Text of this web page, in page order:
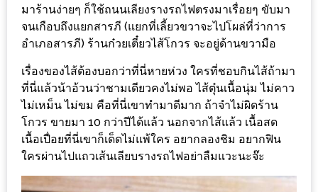
แซ่บ
แม่ค้า
ร้าน
รวย
เสน่ห์
ของ
เชียงใหม่
ที่
มาร้านง่ายๆ ก็ใช้ถนนเลียงรางรถไฟตรงมาเรื่อยๆ ขับมา
จนเกือบถึงแยกสารภี (แยกที่เลี้ยวขวาจะไปโผล่ที่ว่าการ
อำเภอสารภี) ร้านก๋วยเตี๋ยวไส้โกวร จะอยู่ด้านขวามือ
เรื่องของไส้ต้องบอกว่าที่นี่หายห่วง ใครที่ชอบกินไส้ถ้ามา
ที่นี่แล้วน้าอ้วนว่าชามเดียวคงไม่พอ ไส้ตุ๋นเนื้อนุ่ม ไม่คาว
ไม่เหม็น ไม่ขม คือที่นี่เขาทำมาดีมาก ถ้าจำไม่ผิดร้าน
โกวร ขายมา 10 กว่าปีได้แล้ว นอกจากไส้แล้ว เนื้อสด
เนื้อเปื่อยที่นี่เขาก็เด็ดไม่แพ้ใคร อยากลองชิม อยากฟิน
ใครผ่านไปแถวเส้นเลียบรางรถไฟอย่าลืมแวะนะจ๊ะ